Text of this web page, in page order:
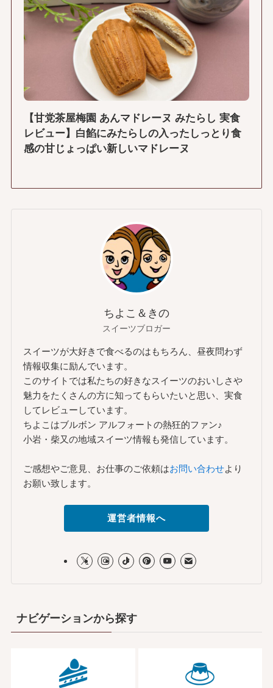
【甘党茶屋梅園 あんマドレーヌ みたらし 実食
レビュー】白餡にみたらしの入ったしっとり食
感の甘じょっぱい新しいマドレーヌ
ちよこ＆きの
スイーツブロガー
スイーツが大好きで食べるのはもちろん、昼夜問わず
情報収集に励んでいます。
このサイトでは私たちの好きなスイーツのおいしさや
魅力をたくさんの方に知ってもらいたいと思い、実食
してレビューしています。
ちよこはブルボン アルフォートの熱狂的ファン♪
小岩・柴又の地域スイーツ情報も発信しています。
ご感想やご意見、お仕事のご依頼はお問い合わせより
お願い致します。
運営者情報へ
ナビゲーションから探す